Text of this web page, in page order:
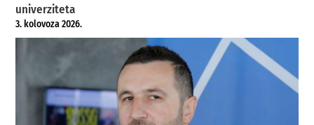
univerziteta
3. kolovoza 2026.